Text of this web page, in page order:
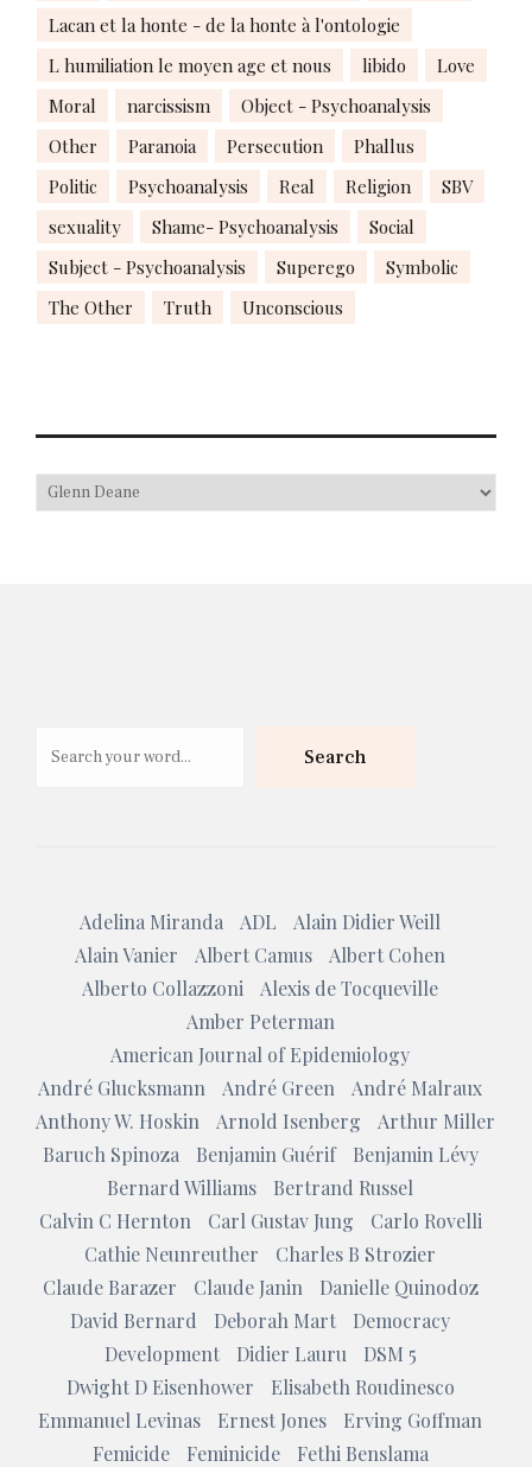
Lacan et la honte - de la honte à l'ontologie
L humiliation le moyen age et nous
libido
Love
Moral
narcissism
Object - Psychoanalysis
Other
Paranoia Persecution
Phallus
Politic
Psychoanalysis Real Religion
SBV
sexuality
Shame- Psychoanalysis
Social
Subject - Psychoanalysis
Superego
Symbolic
The Other
Truth Unconscious
Search
Adelina Miranda ADL
Alain Didier Weill
Alain Vanier
Albert Camus
Albert Cohen
Alberto Collazzoni
Alexis de Tocqueville
Amber Peterman
American Journal of Epidemiology
André Glucksmann
André Green
André Malraux
Anthony W. Hoskin
Arnold Isenberg
Arthur Miller
Baruch Spinoza
Benjamin Guérif
Benjamin Lévy
Bernard Williams
Bertrand Russel
Calvin C Hernton
Carl Gustav Jung
Carlo Rovelli
Cathie Neunreuther
Charles B Strozier
Claude Barazer
Claude Janin
Danielle Quinodoz
David Bernard
Deborah Mart
Democracy
Development
Didier Lauru
DSM 5
Dwight D Eisenhower
Elisabeth Roudinesco
Emmanuel Levinas
Ernest Jones
Erving Goffman
Femicide
Feminicide
Fethi Benslama